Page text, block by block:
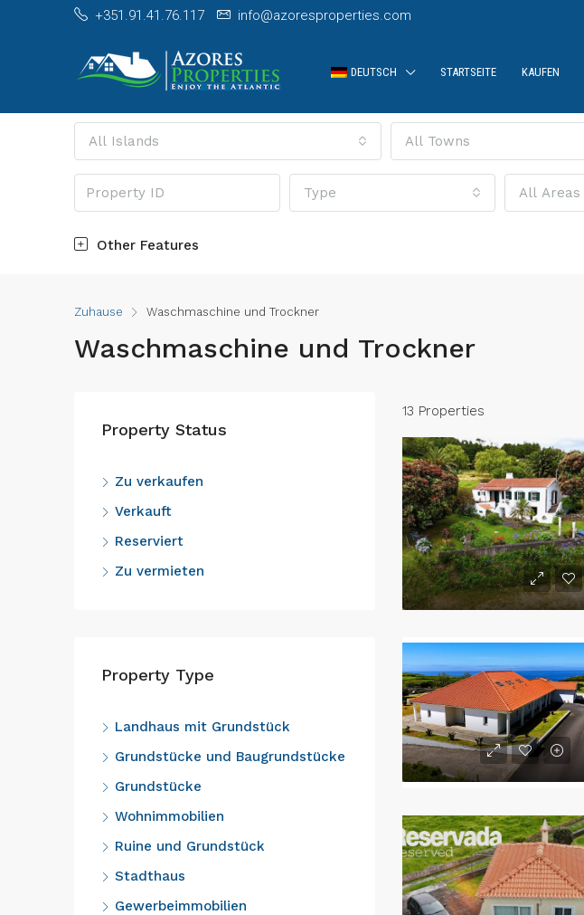
+351.91.41.76.117 info@azoresproperties.com
DEUTSCH STARTSEITE KAUFEN
All Islands All Towns
Type All Areas
Other Features
Zuhause Waschmaschine und Trockner
Waschmaschine und Trockner
13 Properties
Property Status
Zu verkaufen
Verkauft
Reserviert
Zu vermieten
Property Type
Landhaus mit Grundstück
Grundstücke und Baugrundstücke
Grundstücke
Wohnimmobilien
Ruine und Grundstück
Stadthaus
Gewerbeimmobilien